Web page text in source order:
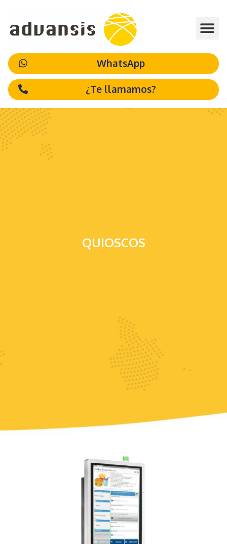
WhatsApp
¿Te llamamos?
QUIOSCOS